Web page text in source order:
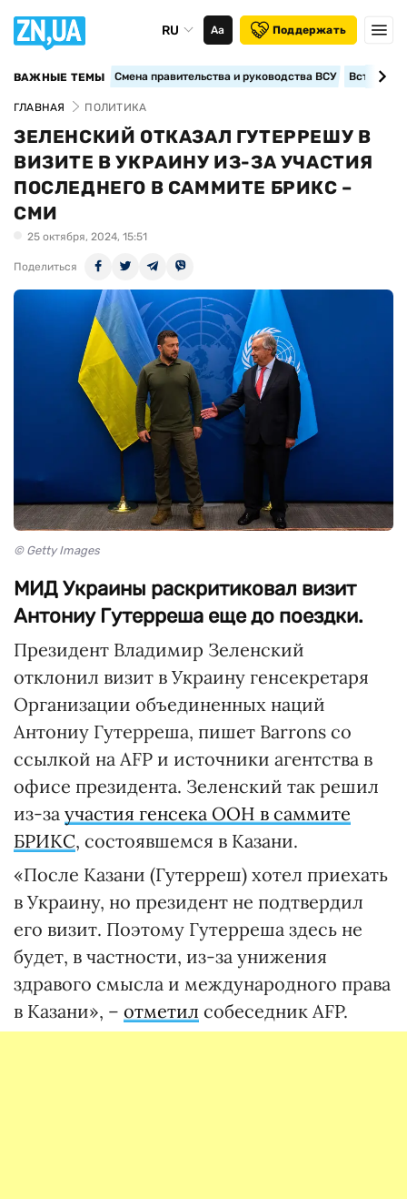
RU Аа Поддержать
ВАЖНЫЕ ТЕМЫ Смена правительства и руководства ВСУ
ГЛАВНАЯ ПОЛИТИКА
ЗЕЛЕНСКИЙ ОТКАЗАЛ ГУТЕРРЕШУ В
ВИЗИТЕ В УКРАИНУ ИЗ-ЗА УЧАСТИЯ
ПОСЛЕДНЕГО В САММИТЕ БРИКС –
СМИ
25 октября, 2024, 15:51
Поделиться
© Getty Images
МИД Украины раскритиковал визит
Антониу Гутерреша еще до поездки.
Президент Владимир Зеленский
отклонил визит в Украину генсекретаря
Организации объединенных наций
Антониу Гутерреша, пишет Barrons со
ссылкой на AFP и источники агентства в
офисе президента. Зеленский так решил
из-за участия генсека ООН в саммите
БРИКС, состоявшемся в Казани.
«После Казани (Гутерреш) хотел приехать
в Украину, но президент не подтвердил
его визит. Поэтому Гутерреша здесь не
будет, в частности, из-за унижения
здравого смысла и международного права
в Казани», – отметил собеседник AFP.